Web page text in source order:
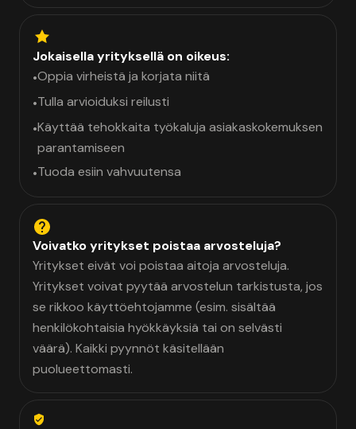
Jokaisella yrityksellä on oikeus:
•Oppia virheistä ja korjata niitä
•Tulla arvioiduksi reilusti
•Käyttää tehokkaita työkaluja asiakaskokemuksen
parantamiseen
•Tuoda esiin vahvuutensa
Voivatko yritykset poistaa arvosteluja?
Yritykset eivät voi poistaa aitoja arvosteluja.
Yritykset voivat pyytää arvostelun tarkistusta, jos
se rikkoo käyttöehtojamme (esim. sisältää
henkilökohtaisia hyökkäyksiä tai on selvästi
väärä). Kaikki pyynnöt käsitellään
puolueettomasti.